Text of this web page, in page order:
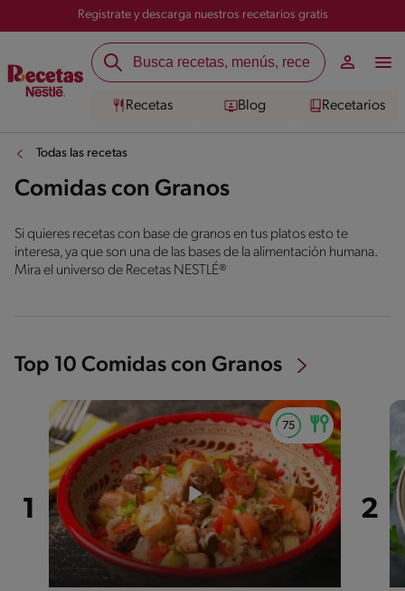
Registrate y descarga nuestros recetarios gratis
Recetas Blog Recetarios
Todas las recetas
Comidas con Granos
Si quieres recetas con base de granos en tus platos esto te
interesa, ya que son una de las bases de la alimentación humana.
Mira el universo de Recetas NESTLÉ®
Top 10 Comidas con Granos